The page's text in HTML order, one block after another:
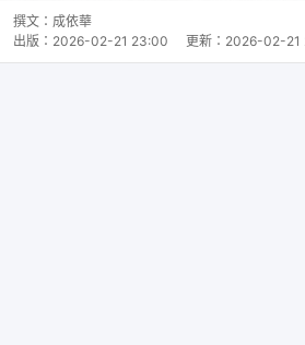
撰文： 成依華
出版： 2026-02-21 23:00 更新： 2026-02-21